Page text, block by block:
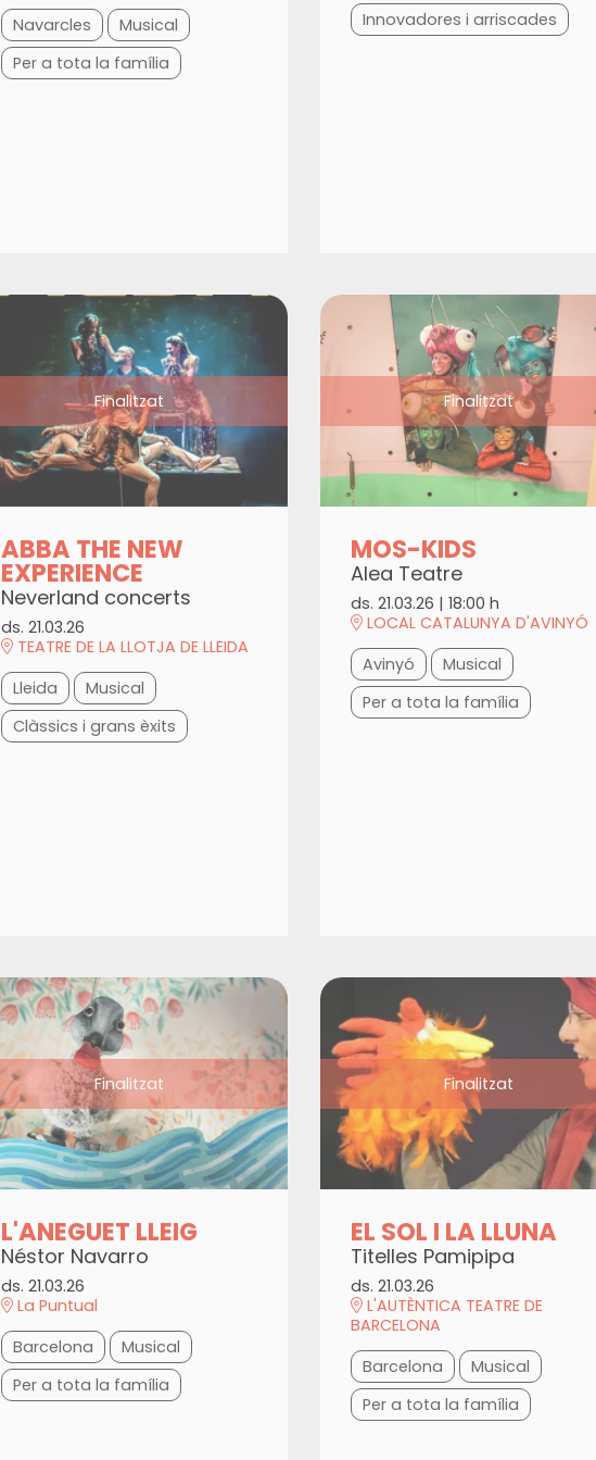
Navarcles
Musical
Per a tota la família
Innovadores i arriscades
Finalitzat
ABBA THE NEW
EXPERIENCE
Neverland concerts
ds. 21.03.26
TEATRE DE LA LLOTJA DE LLEIDA
Lleida
Musical
Clàssics i grans èxits
Finalitzat
MOS-KIDS
Alea Teatre
ds. 21.03.26 | 18:00 h
LOCAL CATALUNYA D'AVINYÓ
Avinyó
Musical
Per a tota la família
Finalitzat
L'ANEGUET LLEIG
Néstor Navarro
ds. 21.03.26
La Puntual
Barcelona
Musical
Per a tota la família
Finalitzat
EL SOL I LA LLUNA
Titelles Pamipipa
ds. 21.03.26
L'AUTÈNTICA TEATRE DE
BARCELONA
Barcelona
Musical
Per a tota la família